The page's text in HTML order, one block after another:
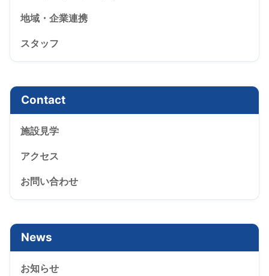
地域・企業連携
スタッフ
Contact
施設見学
アクセス
お問い合わせ
News
お知らせ